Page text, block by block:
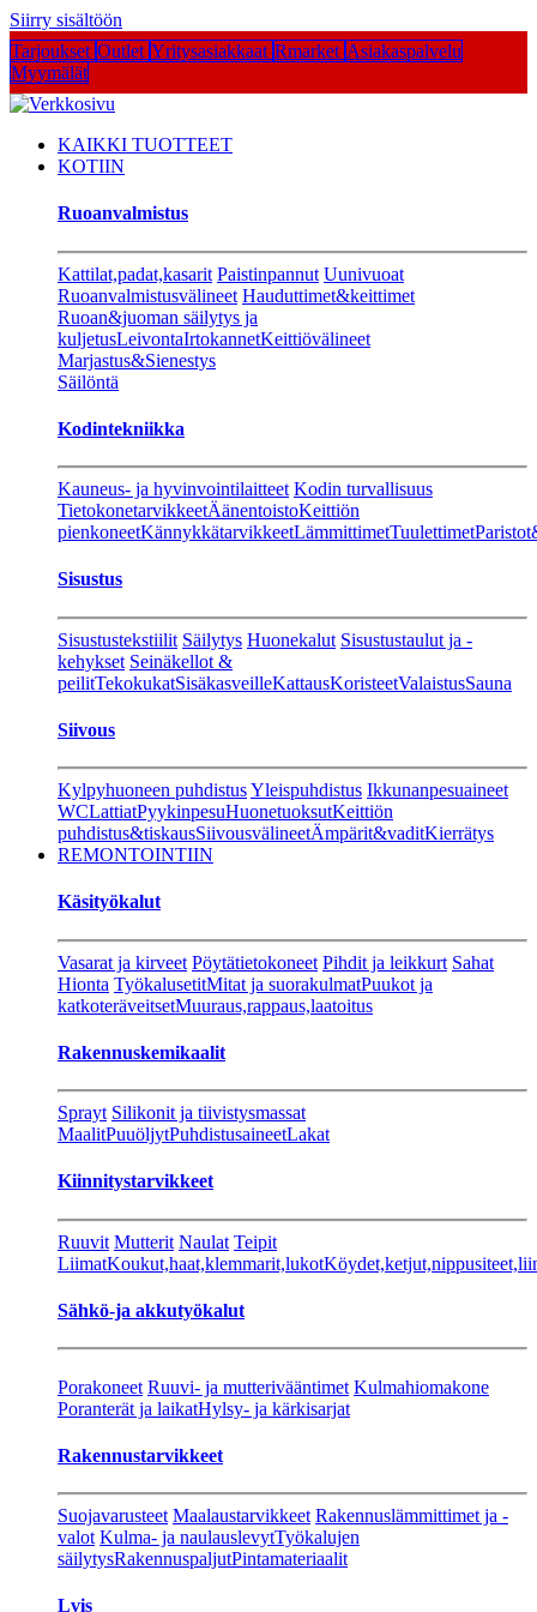
Siirry sisältöön
Tarjoukset Outlet Yritysasiakkaat Rmarket Asiakaspalvelu
Myymälät
KAIKKI TUOTTEET
KOTIIN
Ruoanvalmistus
Kattilat,padat,kasarit Paistinpannut Uunivuoat
Ruoanvalmistusvälineet Hauduttimet&keittimet
Ruoan&juoman säilytys ja
kuljetusLeivontaIrtokannetKeittiövälineet
Marjastus&Sienestys
Säilöntä
Kodintekniikka
Kauneus- ja hyvinvointilaitteet Kodin turvallisuus
TietokonetarvikkeetÄänentoistoKeittiön
pienkoneetKännykkätarvikkeetLämmittimetTuulettimet
Sisustus
Sisustustekstiilit Säilytys Huonekalut Sisustustaulut ja -
kehykset Seinäkellot &
peilitTekokukatSisäkasveilleKattausKoristeetValaistusSauna
Siivous
Kylpyhuoneen puhdistusYleispuhdistus Ikkunanpesuaineet
WCLattiatPyykinpesuHuonetuoksutKeittiön
puhdistus&tiskausSiivousvälineetÄmpärit&vaditKierrätys
REMONTOINTIIN
Käsityökalut
Vasarat ja kirveet Pöytätietokoneet Pihdit ja leikkurt Sahat
Hionta TyökalusetitMitat ja suorakulmatPuukot ja
katkoteräveitsetMuuraus,rappaus,laatoitus
Rakennuskemikaalit
Sprayt Silikonit ja tiivistysmassat
MaalitPuuöljytPuhdistusaineetLakat
Kiinnitystarvikkeet
Ruuvit Mutterit Naulat Teipit
LiimatKoukut,haat,klemmarit,lukot
Sähkö-ja akkutyökalut
Porakoneet Ruuvi- ja mutterivääntimet Kulmahiomakone
Poranterät ja laikatHylsy- ja kärkisarjat
Rakennustarvikkeet
Suojavarusteet Maalaustarvikkeet Rakennuslämmittimet ja -
valot Kulma- ja naulauslevytTyökalujen
säilytysRakennuspaljutPintamateriaalit
Lvis